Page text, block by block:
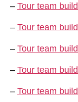
– Tour team
– Tour team
– Tour team
– Tour team
– Tour team